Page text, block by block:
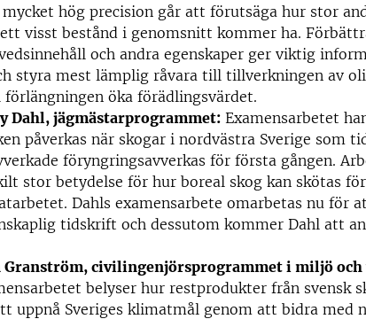
hög precision går att förutsäga hur stor
visst bestånd i genomsnitt kommer ha.
och andra egenskaper ger viktig
styra mest lämplig råvara till tillverkningen av
förlängningen öka förädlingsvärdet.
Dahl, jägmästarprogrammet: Examensarbetet
påverkas när skogar i nordvästra Sverige som
föryngringsavverkas för första gången.
stor betydelse för hur boreal skog kan skötas
Dahls examensarbete omarbetas nu för
tidskrift och dessutom kommer Dahl att
Granström, civilingenjörsprogrammet i miljö
belyser hur restprodukter från svensk
uppnå Sveriges klimatmål genom att bidra med